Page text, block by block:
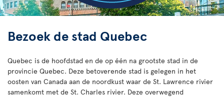
Bezoek de stad Quebec
Quebec is de hoofdstad en de op één na grootste stad in de
provincie Quebec. Deze betoverende stad is gelegen in het
oosten van Canada aan de noordkust waar de St. Lawrence rivier
samenkomt met de St. Charles rivier. Deze overwegend